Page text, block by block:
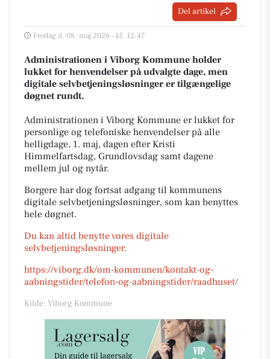
Del artikel
Fredag d. 08. maj 2026 - kl. 12:47
Administrationen i Viborg Kommune holder
lukket for henvendelser på udvalgte dage, men
digitale selvbetjeningsløsninger er tilgængelige
døgnet rundt.
Administrationen i Viborg Kommune er lukket for
personlige og telefoniske henvendelser på alle
helligdage, 1. maj, dagen efter Kristi
Himmelfartsdag, Grundlovsdag samt dagene
mellem jul og nytår.
Borgere har dog fortsat adgang til kommunens
digitale selvbetjeningsløsninger, som kan benyttes
hele døgnet.
Du kan altid benytte vores digitale
selvbetjeningsløsninger.
https://viborg.dk/om-kommunen/kontakt-og-
aabningstider/telefon-og-aabningstider/raadhuset/
Kilde: Viborg Kommune